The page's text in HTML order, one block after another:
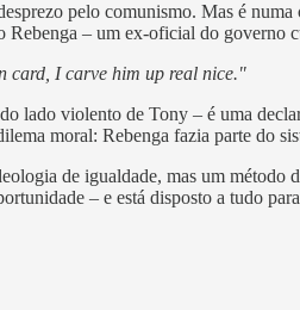
pelo comunismo. Mas é
– um ex-oficial do governo
card, I carve him up real nice."
lado violento de Tony – é uma
moral: Rebenga fazia parte do
de igualdade, mas um
– e está disposto a tudo